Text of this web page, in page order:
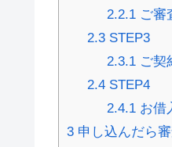
2.2.1 ご審
2.3STEP3
2.3.1 ご契
2.4STEP4
2.4.1 お借
3 申し込んだら